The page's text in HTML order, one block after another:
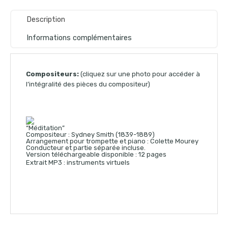
Description
Informations complémentaires
Compositeurs: (cliquez sur une photo pour accéder à
l’intégralité des pièces du compositeur)
“Méditation”
Compositeur : Sydney Smith (1839-1889)
Arrangement pour trompette et piano : Colette Mourey
Conducteur et partie séparée incluse.
Version téléchargeable disponible : 12 pages
Extrait MP3 : instruments virtuels